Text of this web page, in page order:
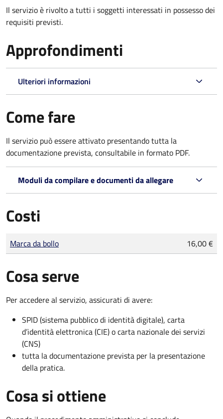
Il servizio è rivolto a tutti i soggetti interessati in possesso dei
requisiti previsti.
Approfondimenti
Ulteriori informazioni
Come fare
Il servizio può essere attivato presentando tutta la
documentazione prevista, consultabile in formato PDF.
Moduli da compilare e documenti da allegare
Costi
Tipo di pagamento
Importo
Marca da bollo 16,00 €
Cosa serve
Per accedere al servizio, assicurati di avere:
SPID (sistema pubblico di identità digitale), carta
d’identità elettronica (CIE) o carta nazionale dei servizi
(CNS)
tutta la documentazione prevista per la presentazione
della pratica.
Cosa si ottiene